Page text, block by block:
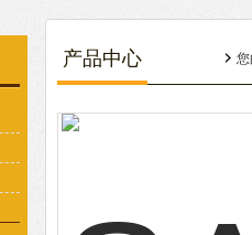
产品中心